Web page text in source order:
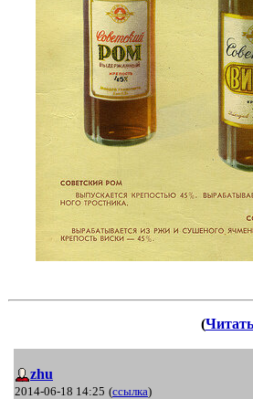
(
zhu
2014-06-18 14:25 (ссылка)